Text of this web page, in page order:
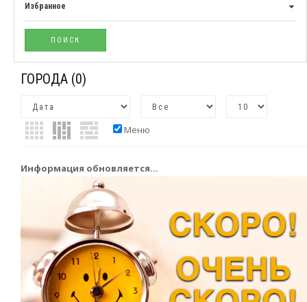
Избранное
ГОРОДА (0)
Меню
Информация обновляется...